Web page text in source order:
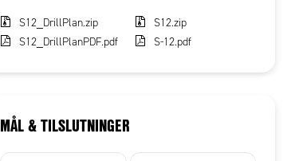
S12_DrillPlan.zip
S12_DrillPlanPDF.pdf
S12.zip
S-12.pdf
MÅL & TILSLUTNINGER